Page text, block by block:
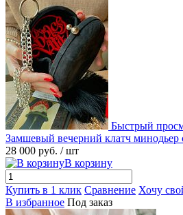
Быстрый
Замшевый вечерний клатч
28 000 руб. / шт
В корзину
Купить в 1 клик Сравнение Хочу
В избранное Под заказ